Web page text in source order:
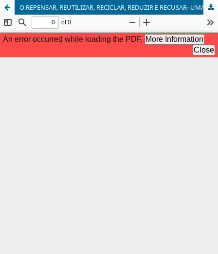
O REPENSAR, REUTILIZAR, RECICLAR, REDUZIR E RECUSAR- UMA ESTRATÉGIA PARA REEDUCAR A MUDANÇA DE HÁBITOS